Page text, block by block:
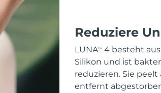
Reduziere
LUNATM
4 besteht
Silikon und ist
reduzieren. Sie
entfernt